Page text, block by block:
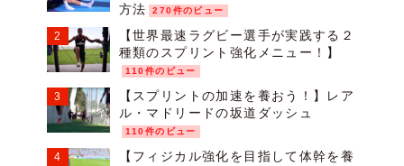
方法
270件のビュー
【世界最速ラグビー選手が実践する２
種類のスプリント強化メニュー！】
110件のビュー
【スプリントの加速を養おう！】レア
ル・マドリードの坂道ダッシュ
110件のビュー
【フィジカル強化を目指して体幹を養